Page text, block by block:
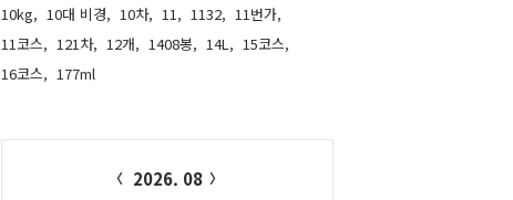
10kg, 10대 비경, 10차, 11, 1132, 11번가,
11코스, 121차, 12개, 1408봉, 14L, 15코스,
16코스, 177ml,
2026. 08